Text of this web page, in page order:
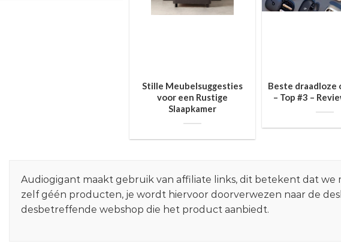
Stille Meubelsuggesties
voor een Rustige
Slaapkamer
Beste draadloze
– Top #3 –
Audiogigant maakt gebruik van affiliate links, dit betekent dat
zelf géén producten, je wordt hiervoor doorverwezen naar de
desbetreffende webshop die het product aanbiedt.